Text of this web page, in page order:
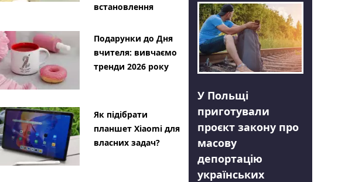
встановлення
Подарунки до Дня
вчителя: вивчаємо
тренди 2026 року
Як підібрати
планшет Xiaomi для
власних задач?
У Польщі
приготували
проєкт закону про
масову
депортацію
українських